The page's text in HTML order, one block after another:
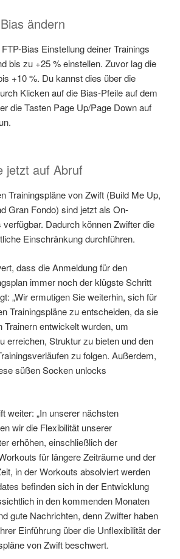
ändern
Bias Einstellung deiner Trainings
bis zu +25 % einstellen. Zuvor lag die
+10 %. Du kannst dies über die
Klicken auf die Bias-Pfeile auf dem
die Tasten Page Up/Page Down auf
jetzt auf Abruf
Trainingspläne von Zwift (Build Me Up,
Gran Fondo) sind jetzt als On-
Dadurch können Zwifter die
Einschränkung durchführen.
dass die Anmeldung für den
immer noch der klügste Schritt
„Wir ermutigen Sie weiterhin, sich für
Trainingspläne zu entscheiden, da sie
Trainern entwickelt wurden, um
erreichen, Struktur zu bieten und den
zu folgen. Außerdem,
süßen Socken unlocks
weiter: „In unserer nächsten
wir die Flexibilität unserer
erhöhen, einschließlich der
für längere Zeiträume und der
in der Workouts absolviert werden
befinden sich in der Entwicklung
in den kommenden Monaten
gute Nachrichten, denn Zwifter haben
Einführung über die Unflexibilität der
von Zwift beschwert.